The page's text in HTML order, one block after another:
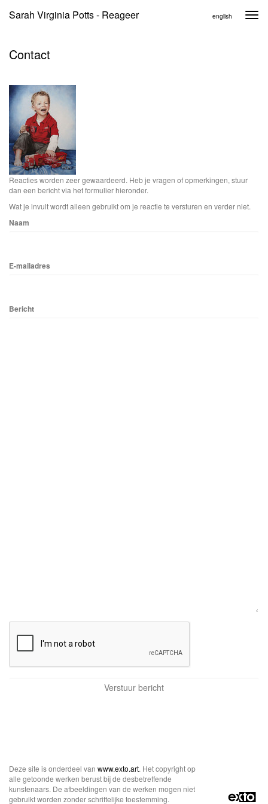
Sarah Virginia Potts - Reageer english
Contact
Reacties worden zeer gewaardeerd. Heb je vragen of opmerkingen, stuur
dan een bericht via het formulier hieronder.
Wat je invult wordt alleen gebruikt om je reactie te versturen en verder niet.
Naam
E-mailadres
Bericht
Deze site is onderdeel van www.exto.art. Het copyright op
alle getoonde werken berust bij de desbetreffende
kunstenaars. De afbeeldingen van de werken mogen niet
gebruikt worden zonder schriftelijke toestemming.